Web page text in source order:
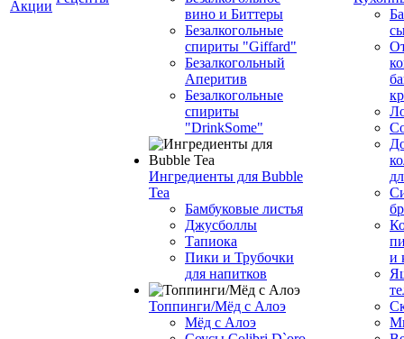
Акции
вино и Биттеры
Безалкогольные
спириты "Giffard"
Безалкогольный
Аперитив
Безалкогольные
спириты
"DrinkSome"
Ингредиенты для Bubble
Tea
Бамбуковые листья
Джусболлы
Тапиока
Пики и Трубочки
для напитков
Топпинги/Мёд с Алоэ
Мёд с Алоэ
и